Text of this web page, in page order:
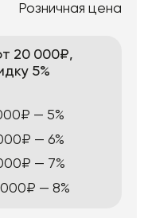
Розничная цена
20 000₽,
5%
— 5%
— 6%
— 7%
— 8%